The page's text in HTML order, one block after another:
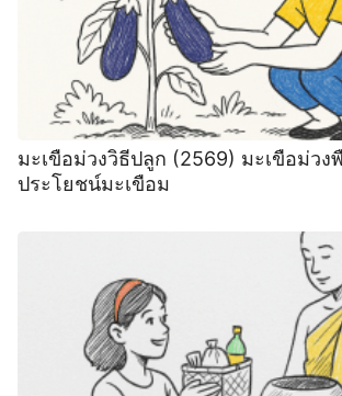
มะเขือม่วงวิธีปลูก (2569) มะเขือม่วง
ประโยชน์มะเขือม